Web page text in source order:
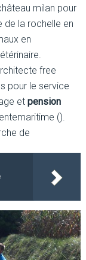
milan pour
la rochelle en
en
free
pour le service
et pension
().
de